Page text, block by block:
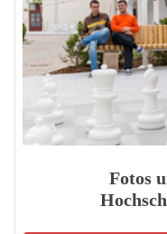
Fotos